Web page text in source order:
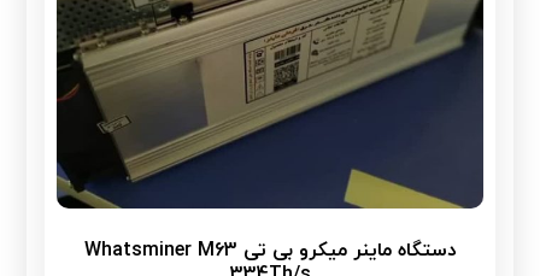
دستگاه ماینر میکرو بی تی Whatsminer M63